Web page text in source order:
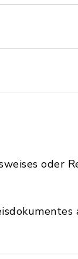
oder